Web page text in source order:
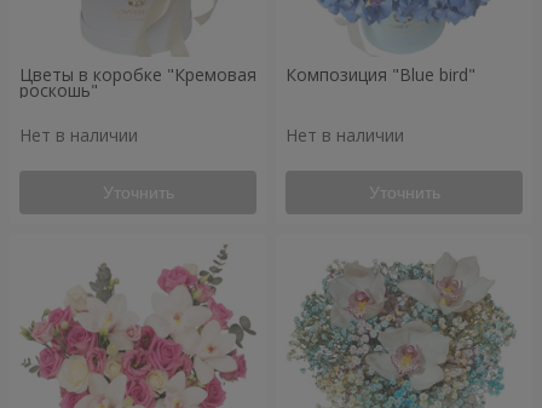
Цветы в коробке "Кремовая
роскошь"
Нет в наличии
Уточнить
Композиция "Blue bird"
Нет в наличии
Уточнить